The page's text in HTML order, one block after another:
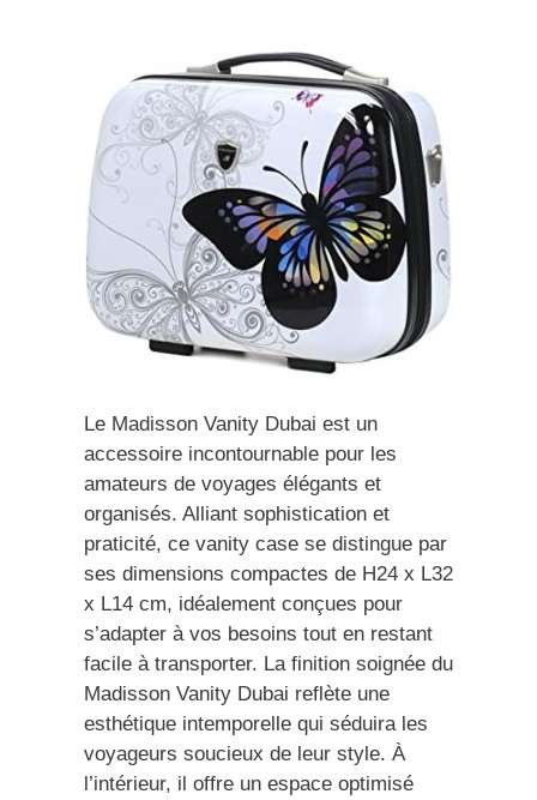
Le Madisson Vanity Dubai est un
accessoire incontournable pour les
amateurs de voyages élégants et
organisés. Alliant sophistication et
praticité, ce vanity case se distingue par
ses dimensions compactes de H24 x L32
x L14 cm, idéalement conçues pour
s’adapter à vos besoins tout en restant
facile à transporter. La finition soignée du
Madisson Vanity Dubai reflète une
esthétique intemporelle qui séduira les
voyageurs soucieux de leur style. À
l’intérieur, il offre un espace optimisé